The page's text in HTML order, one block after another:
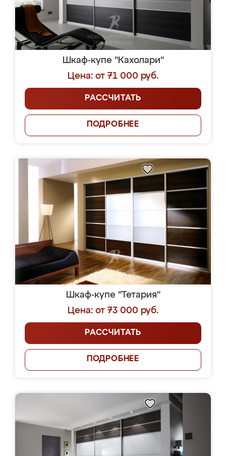
Шкаф-купе "Кахолари"
Цена: от 71 000 руб.
РАССЧИТАТЬ
ПОДРОБНЕЕ
Шкаф-купе "Тетария"
Цена: от 73 000 руб.
РАССЧИТАТЬ
ПОДРОБНЕЕ